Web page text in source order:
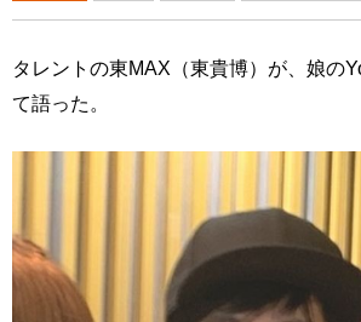
タレントの東MAX（東貴博）が、娘の
て語った。